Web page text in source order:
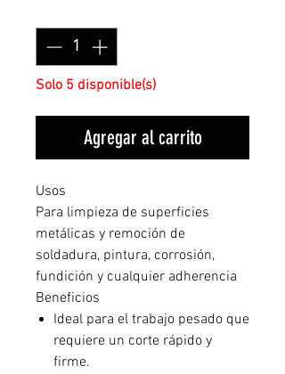
Solo 5 disponible(s)
Agregar al carrito
Usos
Para limpieza de superficies
metálicas y remoción de
soldadura, pintura, corrosión,
fundición y cualquier adherencia
Beneficios
Ideal para el trabajo pesado que
requiere un corte rápido y
firme.